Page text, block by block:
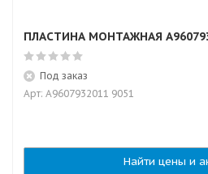
ПЛАСТИНА МОНТАЖНАЯ
Под заказ
Арт: A9607932011 9051
Найти цены и